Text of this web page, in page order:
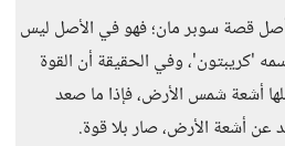
أصل قصة سوبر مان؛ فهو في الأصل ليس
'كريبتون'، وفي الحقيقة أن القوة
أشعة شمس الأرض، فإذا ما صعد
عن أشعة الأرض، صار بلا قوة.